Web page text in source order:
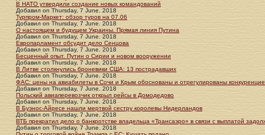
В НАТО утвердили создание новых командований
Добавил on Thursday, 7 June. 2018
Турпром-Маркет: обзор туров на 07.06
Добавил on Thursday, 7 June. 2018
О настоящем и будущем Украины. Прямая линия Путина
Добавил on Thursday, 7 June. 2018
Европарламент обсудит дело Сенцова
Добавил on Thursday, 7 June. 2018
Бесценный опыт. Путин о Сирии и новом вооружении
Добавил on Thursday, 7 June. 2018
В Литве столкнулись броневики США: 13 пострадавших
Добавил on Thursday, 7 June. 2018
ФАС: цены на авиабилеты в Сочи и Крым обоснованы и отрегулированы
Добавил on Thursday, 7 June. 2018
Польский авиаперевозчик открыл рейсы в Домодедово
Добавил on Thursday, 7 June. 2018
В Буэнос-Айресе нашли мертвой сестру королевы Нидерландов
Добавил on Thursday, 7 June. 2018
ВТБ прекратил дело о банкротстве владельца «Трансаэро» в связи с выплатой
Добавил on Thursday, 7 June. 2018